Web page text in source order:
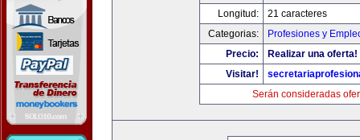
Longitud:
21 caracteres
Categorias:
Profesiones y
Precio:
Realizar una oferta!
Visitar!
Serán consideradas